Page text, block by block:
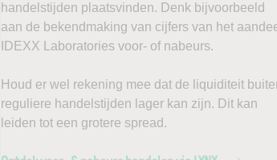
handelstijden plaatsvinden. Denk bijvoorbeeld
aan de bekendmaking van cijfers van het
IDEXX Laboratories voor- of nabeurs.
Houd er wel rekening mee dat de liquiditeit
reguliere handelstijden lager kan zijn. Dit kan
leiden tot een grotere spread.